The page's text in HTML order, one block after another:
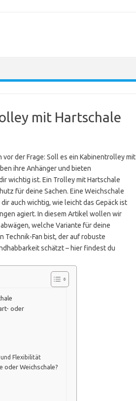
mit Hartschale
der Frage: Soll es ein Kabinentrolley mit
ihre Anhänger und bieten
wichtig ist. Ein Trolley mit Hartschale
für deine Sachen. Eine Weichschale
auch wichtig, wie leicht das Gepäck ist
agiert. In diesem Artikel wollen wir
welche Variante für deine
Technik-Fan bist, der auf robuste
schätzt – hier findest du
oder
Flexibilität
oder Weichschale?